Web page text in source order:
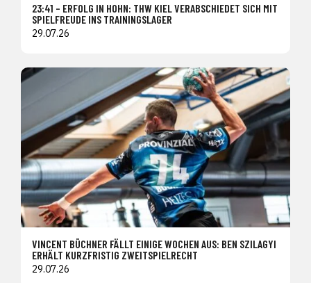
23:41 – ERFOLG IN HOHN: THW KIEL VERABSCHIEDET SICH MIT
SPIELFREUDE INS TRAININGSLAGER
29.07.26
VINCENT BÜCHNER FÄLLT EINIGE WOCHEN AUS: BEN SZILAGYI
ERHÄLT KURZFRISTIG ZWEITSPIELRECHT
29.07.26